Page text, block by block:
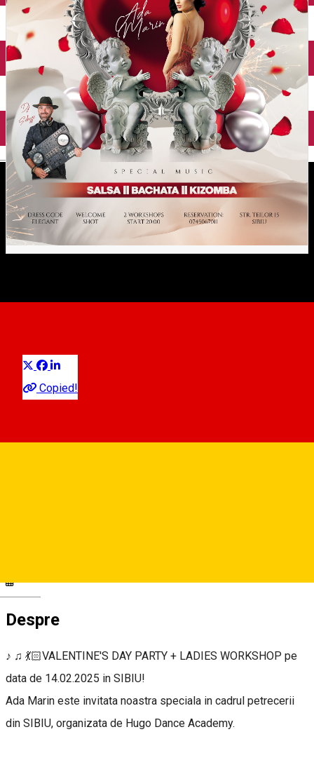
English
LADIES WORKSHOP
Copied!
Petrecere
Hugo Dance Academy
Despre
♪ ♫ 💃🏻VALENTINE'S DAY PARTY + LADIES WORKSHOP pe
data de 14.02.2025 in SIBIU!
Ada Marin este invitata noastra speciala in cadrul petrecerii
din SIBIU, organizata de Hugo Dance Academy.